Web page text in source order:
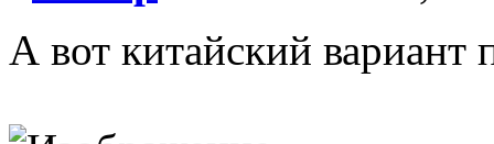
А вот китайский вариант